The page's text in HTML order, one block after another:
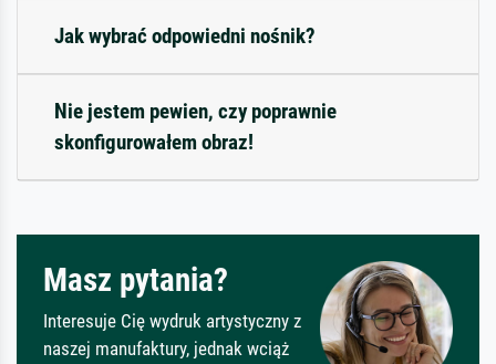
Jak wybrać odpowiedni nośnik?
Nie jestem pewien, czy poprawnie
skonfigurowałem obraz!
Masz pytania?
Interesuje Cię wydruk artystyczny z
naszej manufaktury, jednak wciąż